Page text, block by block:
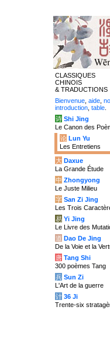
CLASSIQUES
CHINOIS
& TRADUCTIONS
Bienvenue aide
introduction table
诗 Shi Jing
Le Canon des
论 Lun Yu
Les Entretiens
大 Daxue
La Grande Étude
中 Zhongyong
Le Juste Milieu
字 San Zi Jing
Les Trois
易 Yi Jing
Le Livre des
道 Dao De Jing
De la Voie et la
唐 Tang Shi
300 poèmes Tang
兵 Sun Zi
L'Art de la guerre
计 36 Ji
Trente-six